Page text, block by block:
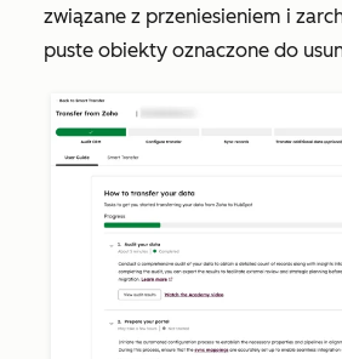
związane z przeniesieniem i
puste obiekty oznaczone do